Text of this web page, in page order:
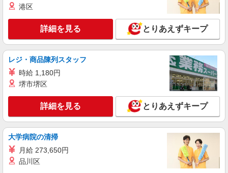
港区
詳細を見る とりあえずキープ
レジ・商品陳列スタッフ
時給 1,180円
堺市堺区
詳細を見る とりあえずキープ
大学病院の清掃
月給 273,650円
品川区